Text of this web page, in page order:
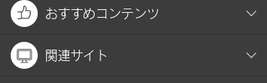
おすすめコンテンツ
関連サイト